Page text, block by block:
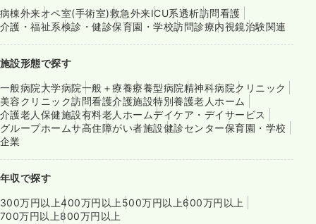
病棟外来オペ室(手術室)救急外来ICU系透析訪問看護
介護・福祉系検診・健診保育園・学校訪問診療内視鏡治験関連
施設形態で探す
一般病院大学病院一般＋療養療養型病院精神科病院クリニック
美容クリニック訪問看護介護施設特別養護老人ホーム
介護老人保健施設有料老人ホームデイケア・デイサービス
グループホームサ高住障がい者施設健診センター保育園・学校
企業
年収で探す
300万円以上400万円以上 500万円以上600万円以上
700万円以上800万円以上